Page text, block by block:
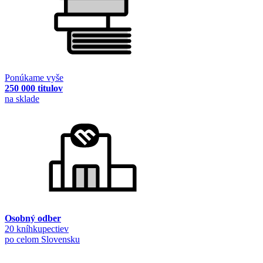
Ponúkame vyše
250 000 titulov
na sklade
Osobný odber
20 kníhkupectiev
po celom Slovensku